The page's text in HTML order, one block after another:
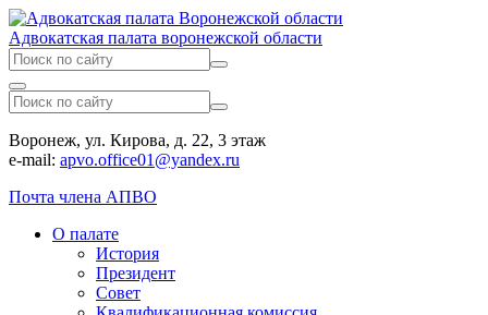
Адвокатская палата воронежской области
Воронеж, ул. Кирова, д. 22, 3 этаж
e-mail: apvo.office01@yandex.ru
Почта члена АПВО
О палате
История
Президент
Совет